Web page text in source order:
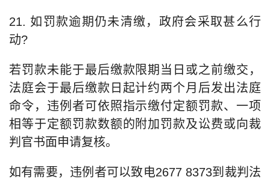
21. 如罚款逾期仍未清缴，政府会采取甚么行
动?
若罚款未能于最后缴款限期当日或之前缴交，
法庭会于最后缴款日起计约两个月后发出法庭
命令，违例者可依照指示缴付定额罚款、一项
相等于定额罚款数额的附加罚款及讼费或向裁
判官书面申请复核。
如有需要，违例者可以致电2677 8373到裁判法